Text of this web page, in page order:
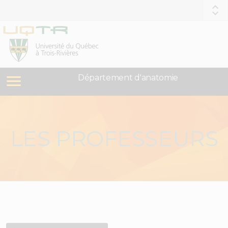
Département d'anatomie
LES PROFESSEURS